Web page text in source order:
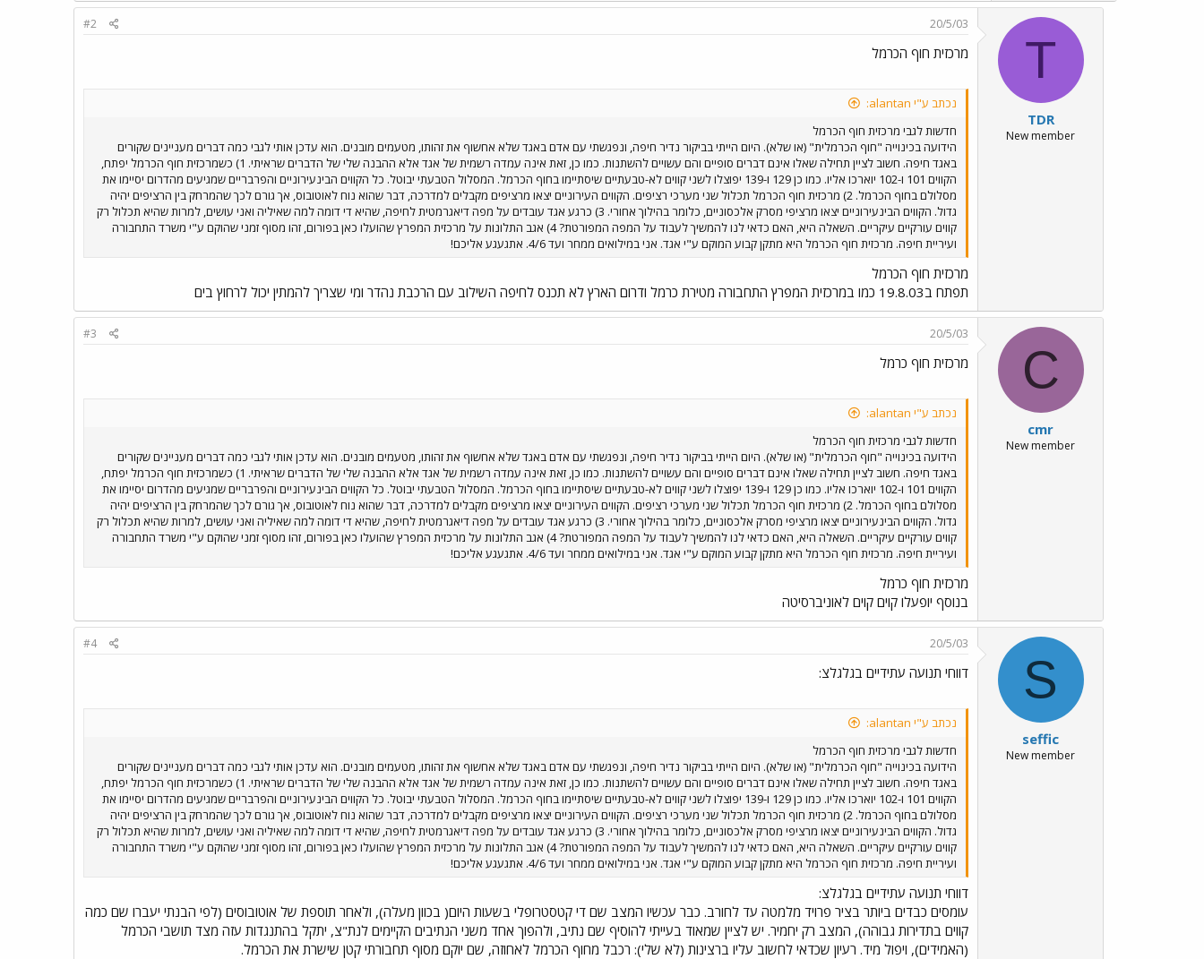
T
TDR
New member
20/5/03
#2
מרכזית חוף הכרמל
נכתב ע"י alantan:
חדשות לגבי מרכזית חוף הכרמל
הידועה בכינוייה "חוף הכרמלית" (או שלא). היום הייתי בביקור נדיר חיפה, ונפגשתי עם אדם באגד שלא אחשוף את זהותו, מטעמים מובנים. הוא עדכן אותי לגבי כמה דברים מעניינים שקורים
באגד חיפה. חשוב לציין תחילה שאלו אינם דברים סופיים והם עשויים להשתנות. כמו כן, זאת אינה עמדה רשמית של אגד אלא ההבנה שלי של הדברים שראיתי. 1) כשמרכזית חוף הכרמל יפתח,
הקווים 101 ו-102 יוארכו אליו. כמו כן 129 ו-139 יפוצלו לשני קווים לא-טבעתיים שיסתיימו בחוף הכרמל. המסלול הטבעתי יבוטל. כל הקווים הבינעירוניים והפרבריים שמגיעים מהדרום יסיימו את
מסלולם בחוף הכרמל. 2) מרכזית חוף הכרמל תכלול שני מערכי רציפים. הקווים העירוניים יצאו מרציפים מקבלים למדרכה, דבר שהוא נוח לאוטובוס, אך גורם לכך שהמרחק בין הרציפים יהיה
גדול. הקווים הבינעירוניים יצאו מרציפי מסרק אלכסוניים, כלומר בהילוך אחורי. 3) כרגע אגד עובדים על מפה דיאגרמטית לחיפה, שהיא די דומה למה שאיליה ואני עושים, למרות שהיא תכלול רק
קווים עורקיים עיקריים. השאלה היא, האם כדאי לנו להמשיך לעבוד על המפה המפורטת? 4) אגב התלונות על מרכזית המפרץ שהועלו כאן בפורום, זהו מסוף זמני שהוקם ע"י משרד התחבורה
ועיריית חיפה. מרכזית חוף הכרמל היא מתקן קבוע המוקם ע"י אגד. אני במילואים ממחר ועד 4/6. אתגעגע אליכם!
מרכזית חוף הכרמל
תפתח ב19.8.03 כמו במרכזית המפרץ התחבורה מטירת כרמל ודרום הארץ לא תכנס לחיפה השילוב עם הרכבת נהדר ומי שצריך להמתין יכול לרחוץ בים
C
cmr
New member
20/5/03
#3
מרכזית חוף כרמל
נכתב ע"י alantan:
חדשות לגבי מרכזית חוף הכרמל
הידועה בכינוייה "חוף הכרמלית" (או שלא). היום הייתי בביקור נדיר חיפה, ונפגשתי עם אדם באגד שלא אחשוף את זהותו, מטעמים מובנים. הוא עדכן אותי לגבי כמה דברים מעניינים שקורים
באגד חיפה. חשוב לציין תחילה שאלו אינם דברים סופיים והם עשויים להשתנות. כמו כן, זאת אינה עמדה רשמית של אגד אלא ההבנה שלי של הדברים שראיתי. 1) כשמרכזית חוף הכרמל יפתח,
הקווים 101 ו-102 יוארכו אליו. כמו כן 129 ו-139 יפוצלו לשני קווים לא-טבעתיים שיסתיימו בחוף הכרמל. המסלול הטבעתי יבוטל. כל הקווים הבינעירוניים והפרבריים שמגיעים מהדרום יסיימו את
מסלולם בחוף הכרמל. 2) מרכזית חוף הכרמל תכלול שני מערכי רציפים. הקווים העירוניים יצאו מרציפים מקבלים למדרכה, דבר שהוא נוח לאוטובוס, אך גורם לכך שהמרחק בין הרציפים יהיה
גדול. הקווים הבינעירוניים יצאו מרציפי מסרק אלכסוניים, כלומר בהילוך אחורי. 3) כרגע אגד עובדים על מפה דיאגרמטית לחיפה, שהיא די דומה למה שאיליה ואני עושים, למרות שהיא תכלול רק
קווים עורקיים עיקריים. השאלה היא, האם כדאי לנו להמשיך לעבוד על המפה המפורטת? 4) אגב התלונות על מרכזית המפרץ שהועלו כאן בפורום, זהו מסוף זמני שהוקם ע"י משרד התחבורה
ועיריית חיפה. מרכזית חוף הכרמל היא מתקן קבוע המוקם ע"י אגד. אני במילואים ממחר ועד 4/6. אתגעגע אליכם!
מרכזית חוף כרמל
בנוסף יופעלו קוים קוים לאוניברסיטה
S
seffic
New member
20/5/03
#4
דווחי תנועה עתידיים בגלגלצ:
נכתב ע"י alantan:
חדשות לגבי מרכזית חוף הכרמל
הידועה בכינוייה "חוף הכרמלית" (או שלא). היום הייתי בביקור נדיר חיפה, ונפגשתי עם אדם באגד שלא אחשוף את זהותו, מטעמים מובנים. הוא עדכן אותי לגבי כמה דברים מעניינים שקורים
באגד חיפה. חשוב לציין תחילה שאלו אינם דברים סופיים והם עשויים להשתנות. כמו כן, זאת אינה עמדה רשמית של אגד אלא ההבנה שלי של הדברים שראיתי. 1) כשמרכזית חוף הכרמל יפתח,
הקווים 101 ו-102 יוארכו אליו. כמו כן 129 ו-139 יפוצלו לשני קווים לא-טבעתיים שיסתיימו בחוף הכרמל. המסלול הטבעתי יבוטל. כל הקווים הבינעירוניים והפרבריים שמגיעים מהדרום יסיימו את
מסלולם בחוף הכרמל. 2) מרכזית חוף הכרמל תכלול שני מערכי רציפים. הקווים העירוניים יצאו מרציפים מקבלים למדרכה, דבר שהוא נוח לאוטובוס, אך גורם לכך שהמרחק בין הרציפים יהיה
גדול. הקווים הבינעירוניים יצאו מרציפי מסרק אלכסוניים, כלומר בהילוך אחורי. 3) כרגע אגד עובדים על מפה דיאגרמטית לחיפה, שהיא די דומה למה שאיליה ואני עושים, למרות שהיא תכלול רק
קווים עורקיים עיקריים. השאלה היא, האם כדאי לנו להמשיך לעבוד על המפה המפורטת? 4) אגב התלונות על מרכזית המפרץ שהועלו כאן בפורום, זהו מסוף זמני שהוקם ע"י משרד התחבורה
ועיריית חיפה. מרכזית חוף הכרמל היא מתקן קבוע המוקם ע"י אגד. אני במילואים ממחר ועד 4/6. אתגעגע אליכם!
דווחי תנועה עתידיים בגלגלצ:
עומסים כבדים ביותר בציר פרויד מלמטה עד לחורב. כבר עכשיו המצב שם די קטסטרופלי בשעות היום( בכוון מעלה), ולאחר תוספת של אוטובוסים (לפי הבנתי יעברו שם כמה
קווים בתדירות גבוהה), המצב רק יחמיר. יש לציין שמאוד בעייתי להוסיף שם נתיב, ולהפוך אחד משני הנתיבים הקיימים לנת"צ, יתקל בהתנגדות עזה מצד תושבי הכרמל
(האמידים), ויפול מיד. רעיון שכדאי לחשוב עליו ברצינות (לא שלי): רכבל מחוף הכרמל לאחוזה, שם יוקם מסוף תחבורתי קטן שישרת את הכרמל.